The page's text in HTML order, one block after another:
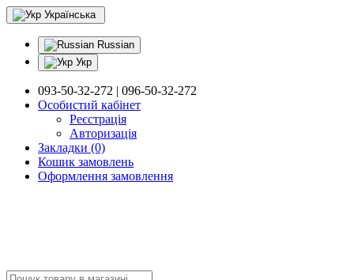
Українська
Russian
Укр
093-50-32-272 | 096-50-32-272
Особистий кабінет
Реєстрація
Авторизація
Закладки (0)
Кошик замовлень
Оформлення замовлення